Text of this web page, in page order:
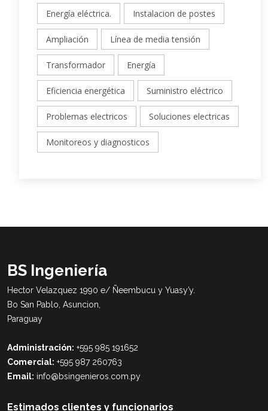
Energía eléctrica. Instalacion de postes
Ampliación Línea de media tensión
Transformador Energía
Eficiencia energética Suministro eléctrico
Problemas electricos Soluciones electricas
Monitoreos y diagnosticos
BS Ingeniería
Hector Velazquez 1990 e/ Ñeembucu y Yuasy’y.
Bo San Pablo, Asuncion,
Paraguay
Administración: +595 985 191652
Comercial: +595 987 260763
Email: info@bsingenieros.com.py
Estimados clientes y funcionarios